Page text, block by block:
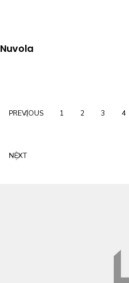
Nuvola
PREVIOUS 1 2 3 4
NEXT